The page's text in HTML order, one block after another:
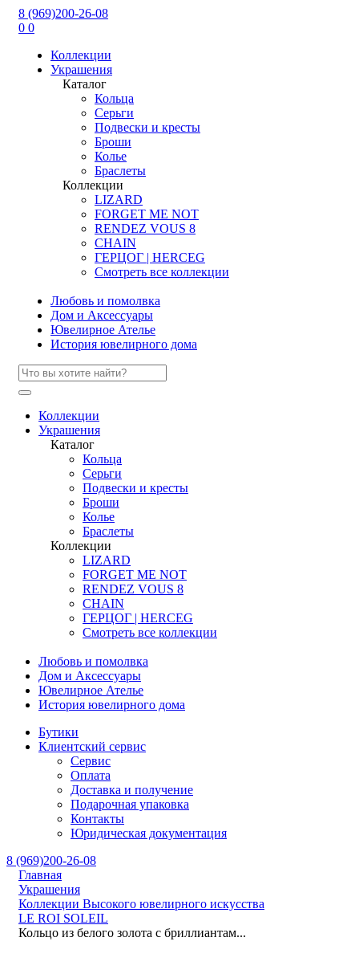
8 (969)200-26-08
0 0
Коллекции
Украшения
Каталог
Кольца
Серьги
Подвески и кресты
Броши
Колье
Браслеты
Коллекции
LIZARD
FORGET ME NOT
RENDEZ VOUS 8
CHAIN
ГЕРЦОГ | HERCEG
Смотреть все коллекции
Любовь и помолвка
Дом и Аксессуары
Ювелирное Ателье
История ювелирного дома
Коллекции
Украшения
Каталог
Кольца
Серьги
Подвески и кресты
Броши
Колье
Браслеты
Коллекции
LIZARD
FORGET ME NOT
RENDEZ VOUS 8
CHAIN
ГЕРЦОГ | HERCEG
Смотреть все коллекции
Любовь и помолвка
Дом и Аксессуары
Ювелирное Ателье
История ювелирного дома
Бутики
Клиентский сервис
Сервис
Оплата
Доставка и получение
Подарочная упаковка
Контакты
Юридическая документация
8 (969)200-26-08
Главная
Украшения
Коллекции Высокого ювелирного искусства
LE ROI SOLEIL
Кольцо из белого золота с бриллиантам...